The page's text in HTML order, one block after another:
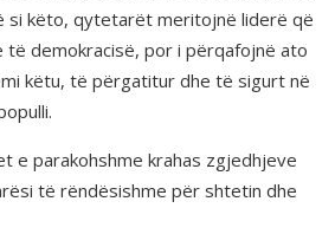
si këto, qytetarët meritojnë liderë që
të demokracisë, por i përqafojnë ato
këtu, të përgatitur dhe të sigurt në
e parakohshme krahas zgjedhjeve
të rëndësishme për shtetin dhe